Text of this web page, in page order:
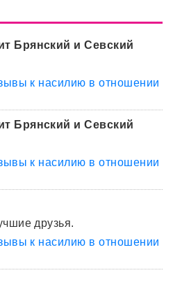
Брянский и Севский
к насилию в отношении
Брянский и Севский
к насилию в отношении
друзья.
к насилию в отношении